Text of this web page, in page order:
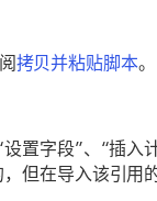
拷贝并粘贴脚本。
置字段”、“插入
但在导入该引用